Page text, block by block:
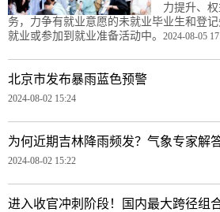
力提升、
务，力争有就业意愿的未就业毕业生和登
就业或参加到就业准备活动中。 2024-08-05
北京市发布暴雨蓝色预警
2024-08-02 15:24
为何近期吉林降雨频发？气象专家解
2024-08-02 15:22
进入收官冲刺阶段！国内最大跨径组